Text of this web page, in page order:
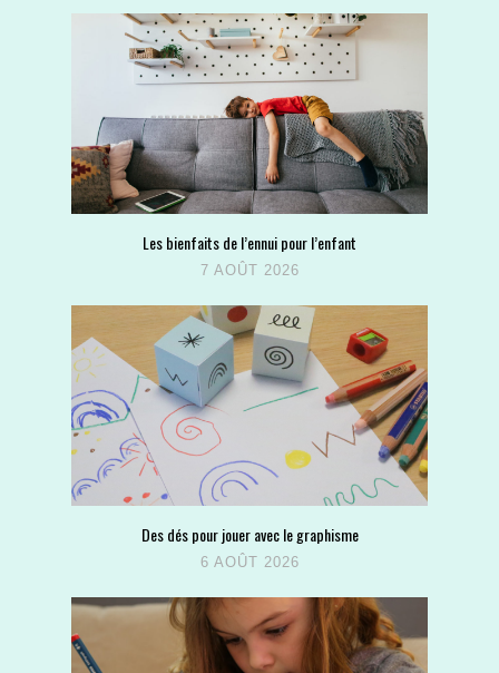
Les bienfaits de l’ennui pour l’enfant
7 AOÛT 2026
Des dés pour jouer avec le graphisme
6 AOÛT 2026